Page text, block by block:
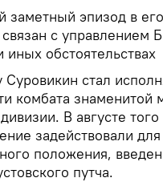
заметный эпизод в
с управлением
иных обстоятельствах
Суровикин стал
комбата знаменитой
В августе
задействовали
положения,
путча.